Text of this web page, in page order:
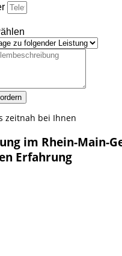
zeitnah bei Ihnen
im Rhein-Main-
Erfahrung